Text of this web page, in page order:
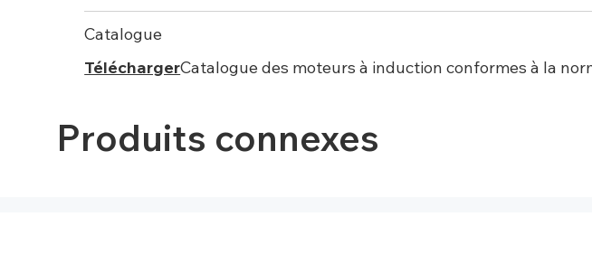
Catalogue
TéléchargerCatalogue des moteurs à induction conformes à la
Produits connexes